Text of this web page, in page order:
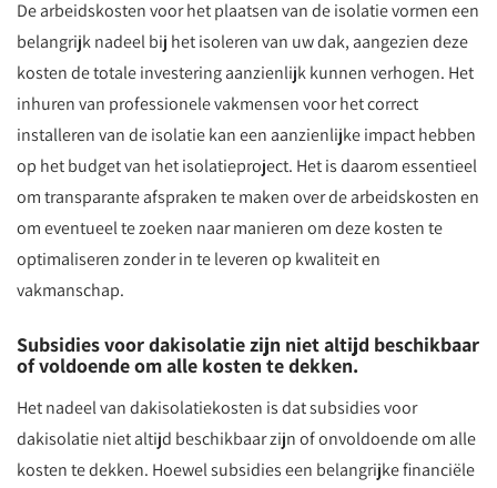
De arbeidskosten voor het plaatsen van de isolatie vormen een
belangrijk nadeel bij het isoleren van uw dak, aangezien deze
kosten de totale investering aanzienlijk kunnen verhogen. Het
inhuren van professionele vakmensen voor het correct
installeren van de isolatie kan een aanzienlijke impact hebben
op het budget van het isolatieproject. Het is daarom essentieel
om transparante afspraken te maken over de arbeidskosten en
om eventueel te zoeken naar manieren om deze kosten te
optimaliseren zonder in te leveren op kwaliteit en
vakmanschap.
Subsidies voor dakisolatie zijn niet altijd beschikbaar
of voldoende om alle kosten te dekken.
Het nadeel van dakisolatiekosten is dat subsidies voor
dakisolatie niet altijd beschikbaar zijn of onvoldoende om alle
kosten te dekken. Hoewel subsidies een belangrijke financiële